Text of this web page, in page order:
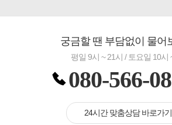
궁금할 땐 부담없이 물어
평일 9시 ~ 21시 / 토요일 10시
080-566-
24시간 맞춤상담 바로가